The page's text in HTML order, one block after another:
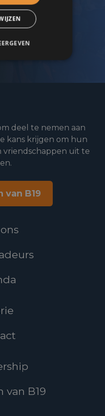
deel te nemen aan
kans krijgen om hun
vriendschappen uit te
van B19
van B19